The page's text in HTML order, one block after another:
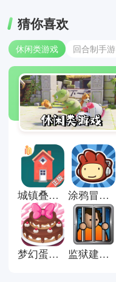
猜你喜欢
休闲类游戏 回合制手游
城镇叠叠乐正版 涂鸦冒险家安卓版
梦幻蛋糕店官方正版 监狱建筑师完整版